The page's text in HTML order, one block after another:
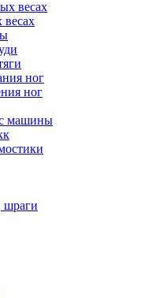
ног
ног
машины
шраги